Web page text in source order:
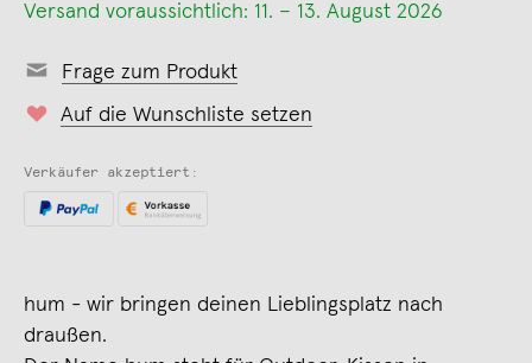
Versand voraussichtlich: 11. – 13. August 2026
Frage zum Produkt
Auf die Wunschliste setzen
Verkäufer akzeptiert:
hum - wir bringen deinen Lieblingsplatz nach
draußen.